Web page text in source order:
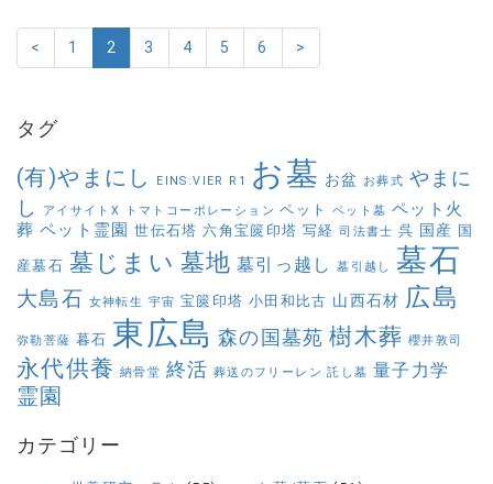
< 1 2 3 4 5 6 >
タグ
(有)やまにし EINS:VIER R1 お墓 お盆 お葬式 やまに
し
アイサイトX トマトコーポレーション ペット ペット墓 ペット火
葬 ペット霊園 世伝石塔 六角宝篋印塔 写経 司法書士 呉 国産 国
産墓石 墓じまい 墓地 墓引っ越し 墓引越し 墓石
大島石 女神転生 宇宙 宝篋印塔 小田和比古 山西石材 広島
弥勒菩薩 暮石 東広島 森の国墓苑 樹木葬 櫻井敦司
永代供養 納骨堂 終活 葬送のフリーレン 託し墓 量子力学
霊園
カテゴリー